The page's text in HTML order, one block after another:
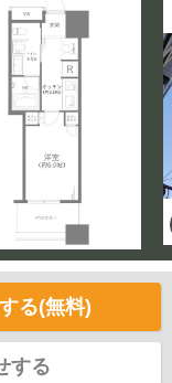
る(無料)
する